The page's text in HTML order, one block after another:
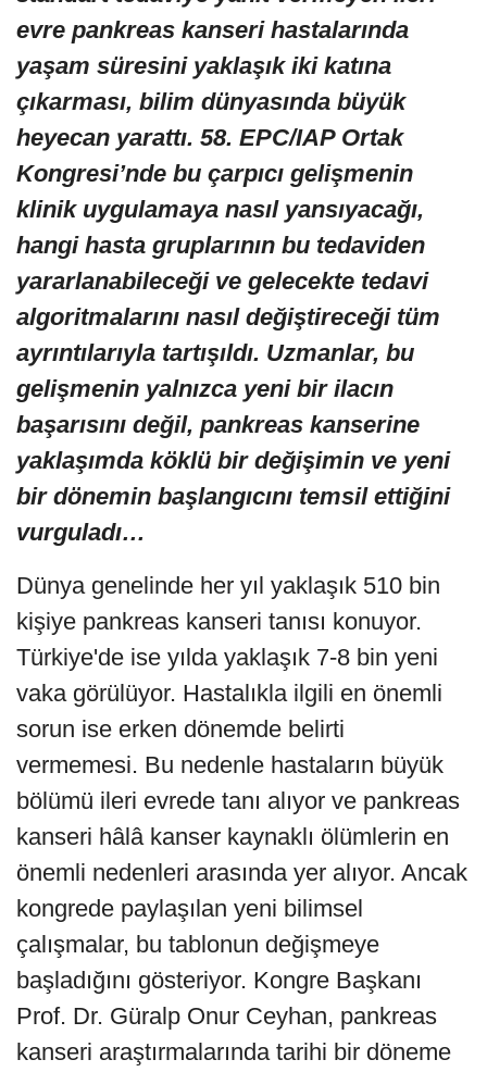
evre pankreas kanseri hastalarında
yaşam süresini yaklaşık iki katına
çıkarması, bilim dünyasında büyük
heyecan yarattı. 58. EPC/IAP Ortak
Kongresi’nde bu çarpıcı gelişmenin
klinik uygulamaya nasıl yansıyacağı,
hangi hasta gruplarının bu tedaviden
yararlanabileceği ve gelecekte tedavi
algoritmalarını nasıl değiştireceği tüm
ayrıntılarıyla tartışıldı. Uzmanlar, bu
gelişmenin yalnızca yeni bir ilacın
başarısını değil, pankreas kanserine
yaklaşımda köklü bir değişimin ve yeni
bir dönemin başlangıcını temsil ettiğini
vurguladı…
Dünya genelinde her yıl yaklaşık 510 bin
kişiye pankreas kanseri tanısı konuyor.
Türkiye'de ise yılda yaklaşık 7-8 bin yeni
vaka görülüyor. Hastalıkla ilgili en önemli
sorun ise erken dönemde belirti
vermemesi. Bu nedenle hastaların büyük
bölümü ileri evrede tanı alıyor ve pankreas
kanseri hâlâ kanser kaynaklı ölümlerin en
önemli nedenleri arasında yer alıyor. Ancak
kongrede paylaşılan yeni bilimsel
çalışmalar, bu tablonun değişmeye
başladığını gösteriyor. Kongre Başkanı
Prof. Dr. Güralp Onur Ceyhan, pankreas
kanseri araştırmalarında tarihi bir döneme